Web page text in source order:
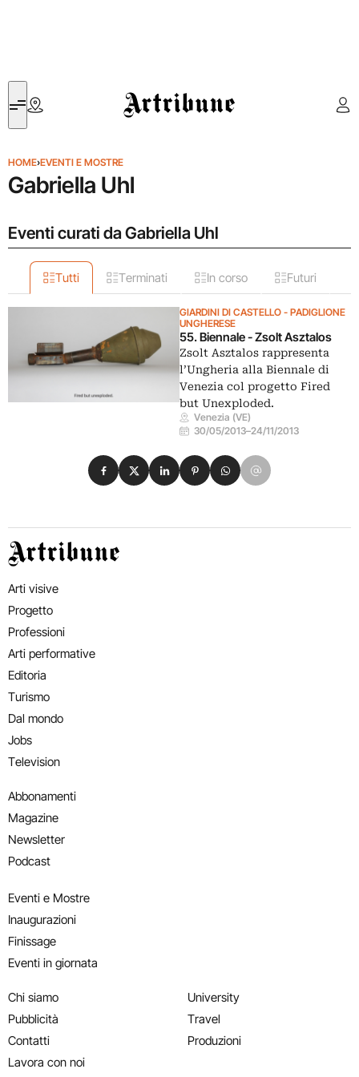
Artribune
HOME›EVENTI E MOSTRE
Gabriella Uhl
Eventi curati da Gabriella Uhl
Tutti Terminati In corso Futuri
GIARDINI DI CASTELLO - PADIGLIONE
UNGHERESE
55. Biennale - Zsolt Asztalos
Zsolt Asztalos rappresenta
l’Ungheria alla Biennale di
Venezia col progetto Fired
but Unexploded.
Venezia (VE)
30/05/2013–24/11/2013
Condividi su Facebook
Condividi su X
Condividi su LinkedIn
Condividi su Pinterest
Condividi su WhatsApp
Condividi su Email
Artribune
Arti visive
Progetto
Professioni
Arti performative
Editoria
Turismo
Dal mondo
Jobs
Television
Abbonamenti
Magazine
Newsletter
Podcast
Eventi e Mostre
Inaugurazioni
Finissage
Eventi in giornata
Chi siamo
Pubblicità
Contatti
Lavora con noi
University
Travel
Produzioni